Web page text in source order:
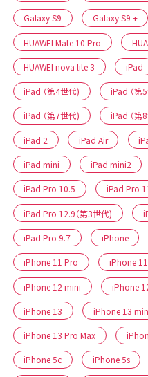
Galaxy S9 Galaxy S9 +
HUAWEI Mate 10 Pro
HUAWEI nova lite 3 iPad
iPad （第4世代) iPad （第
iPad （第7世代) iPad （第
iPad 2 iPad Air
iPad mini iPad mini2
iPad Pro 10.5 iPad Pro
iPad Pro 12.9（第3世代)
iPad Pro 9.7 iPhone
iPhone 11 Pro iPhone
iPhone 12 mini iPhone
iPhone 13 iPhone 13
iPhone 13 Pro Max
iPhone 5c iPhone 5s